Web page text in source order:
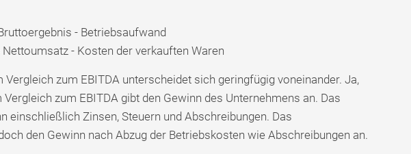
- Betriebsaufwand
- Kosten der verkauften Waren
Vergleich zum EBITDA unterscheidet sich geringfügig voneinander. Ja,
zum EBITDA gibt den Gewinn des Unternehmens an. Das
einschließlich Zinsen, Steuern und Abschreibungen. Das
den Gewinn nach Abzug der Betriebskosten wie Abschreibungen an.